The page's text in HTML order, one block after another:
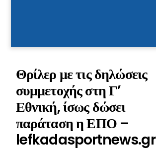
Θρίλερ με τις δηλώσεις
συμμετοχής στη Γ’
Εθνική, ίσως δώσει
παράταση η ΕΠΟ –
lefkadasportnews.gr